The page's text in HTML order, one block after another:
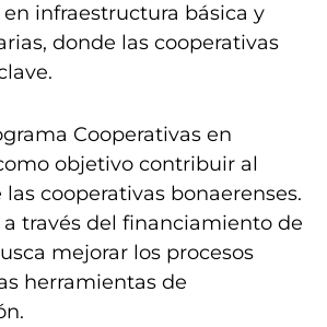
infraestructura básica y
donde las cooperativas
Cooperativas en
objetivo contribuir al
cooperativas bonaerenses.
través del financiamiento de
mejorar los procesos
herramientas de